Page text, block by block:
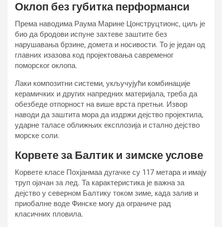
Оклоп без губитка перформанси
Према наводима Раума Марине Цонструцтионс, циљ је
био да бродови испуне захтеве заштите без
нарушавања брзине, домета и носивости. То је један од
главних изазова код пројектовања савременог
поморског оклопа.
Лаки композитни системи, укључујући комбинације
керамичких и других напредних материјала, треба да
обезбеде отпорност на више врста претњи. Извор
наводи да заштита мора да издржи дејство пројектила,
ударне таласе оближњих експлозија и стално дејство
морске соли.
Корвете за Балтик и зимске услове
Корвете класе Похјанмаа дугачке су 117 метара и имају
труп ојачан за лед. Та карактеристика је важна за
дејство у северном Балтику током зиме, када залив и
приобалне воде Финске могу да ограниче рад
класичних пловила.